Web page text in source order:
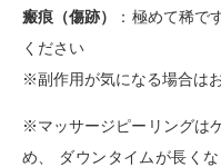
瘢痕（傷跡）
：極めて稀で
ください
※副作用が気になる場合は
※マッサージピーリングは
め、 ダウンタイムが長く